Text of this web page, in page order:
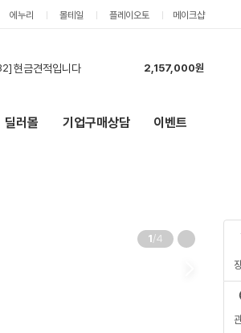
에누리 몰테일 플레이오토 메이크샵
현금견적입니다
2,157,000원
2,555,000원
2,555,000원
딜러몰 기업구매상담 이벤트
1/4